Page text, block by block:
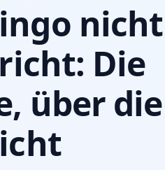
Die
über die